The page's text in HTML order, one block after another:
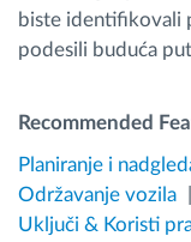
biste identifikovali
podesili buduća
Recommended
Planiranje i
Održavanje vozila
Uključi & Koristi